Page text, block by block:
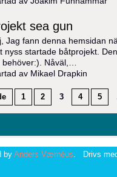
sea gun
Jag fann denna hemsidan
nyss startade båtprojekt.
behöver:). Nåväl,…
av Mikael Drapkin
1 2 3 4 5
by Anders Værnéus . Drivs